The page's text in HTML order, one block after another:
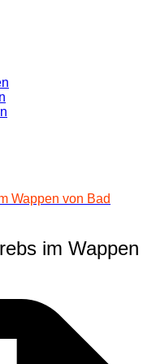
Wappen von Bad
im Wappen